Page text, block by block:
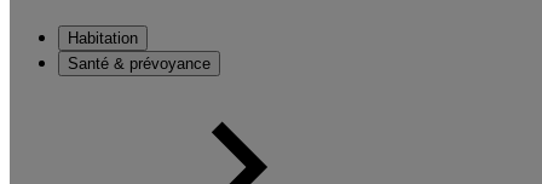
Habitation
Santé & prévoyance